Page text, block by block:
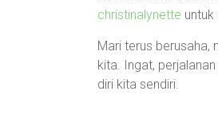
christinalynette
Mari terus berusaha,
kita. Ingat,
diri kita sendiri.